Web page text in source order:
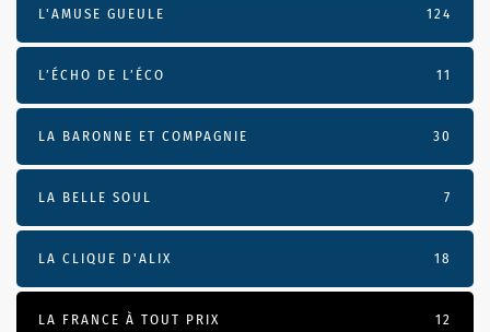
L'AMUSE GUEULE 124
L’ÉCHO DE L’ÉCO 11
LA BARONNE ET COMPAGNIE 30
LA BELLE SOUL 7
LA CLIQUE D'ALIX 18
LA FRANCE À TOUT PRIX 12